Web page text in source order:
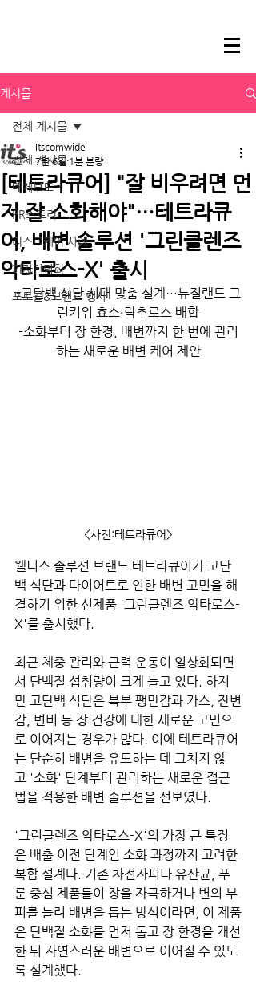
게시물
전체 게시물
매체보도
PR스토리
리스크케어 사례
기자간담회
포토콜&브랜드 행사
전체 게시물
[테트라큐어] "잘 비우려면 먼
저 잘 소화해야"…테트라큐
어, 배변 솔루션 '그린클렌즈
악타로스-X' 출시
Itscomwide
7월 6일 1분 분량
-고단백 식단 시대 맞춤 설계…뉴질랜드 그
린키위 효소·락추로스 배합
-소화부터 장 환경, 배변까지 한 번에 관리
하는 새로운 배변 케어 제안
<사진:테트라큐어>
웰니스 솔루션 브랜드 테트라큐어가 고단
백 식단과 다이어트로 인한 배변 고민을 해
결하기 위한 신제품 '그린클렌즈 악타로스-
X'를 출시했다.
최근 체중 관리와 근력 운동이 일상화되면
서 단백질 섭취량이 크게 늘고 있다. 하지
만 고단백 식단은 복부 팽만감과 가스, 잔변
감, 변비 등 장 건강에 대한 새로운 고민으
로 이어지는 경우가 많다. 이에 테트라큐어
는 단순히 배변을 유도하는 데 그치지 않
고 '소화' 단계부터 관리하는 새로운 접근
법을 적용한 배변 솔루션을 선보였다.
'그린클렌즈 악타로스-X'의 가장 큰 특징
은 배출 이전 단계인 소화 과정까지 고려한
복합 설계다. 기존 차전자피나 유산균, 푸
룬 중심 제품들이 장을 자극하거나 변의 부
피를 늘려 배변을 돕는 방식이라면, 이 제품
은 단백질 소화를 먼저 돕고 장 환경을 개선
한 뒤 자연스러운 배변으로 이어질 수 있도
록 설계했다.